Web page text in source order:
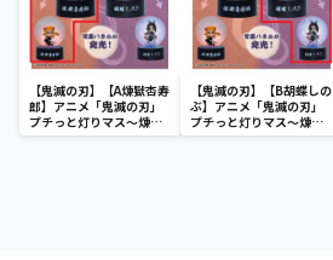
【鬼滅の刃】【A煉獄杏寿
郎】アニメ「鬼滅の刃」
プチっと灯りマス～煉獄
杏寿郎・胡蝶しのぶ～
【鬼滅の刃】【B胡蝶しの
ぶ】アニメ「鬼滅の刃」
プチっと灯りマス～煉獄
杏寿郎・胡蝶しのぶ～